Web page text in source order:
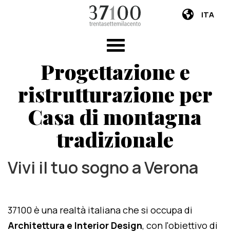
ITA
Progettazione e
ristrutturazione per
Casa di montagna
tradizionale
Vivi il tuo sogno a Verona
37100 è una realtà italiana che si occupa di
Architettura e Interior Design, con l'obiettivo di